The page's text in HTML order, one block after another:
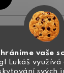
vaše
Lukáš